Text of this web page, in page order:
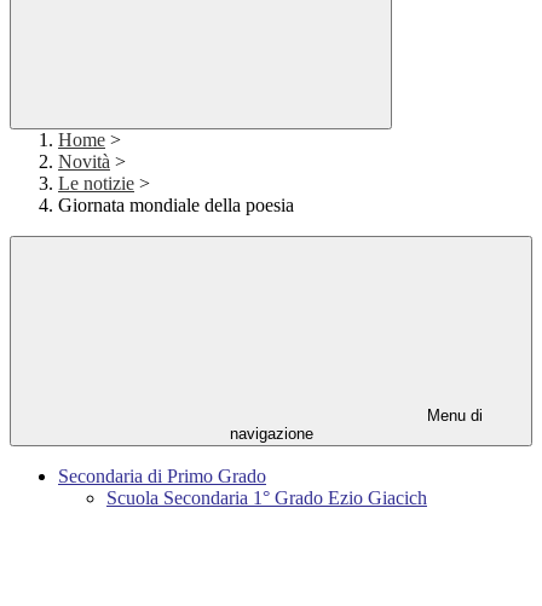
Home >
Novità >
Le notizie >
Giornata mondiale della poesia
Menu di
navigazione
Secondaria di Primo Grado
Scuola Secondaria 1° Grado Ezio Giacich